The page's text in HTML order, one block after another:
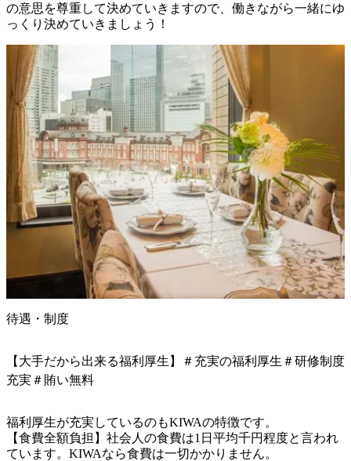
の意思を尊重して決めていきますので、働きながら一緒にゆ
っくり決めていきましょう！
待遇・制度
【大手だから出来る福利厚生】＃充実の福利厚生＃研修制度
充実＃賄い無料
福利厚生が充実しているのもKIWAの特徴です。
【食費全額負担】社会人の食費は1日平均千円程度と言われ
ています。KIWAなら食費は一切かかりません。